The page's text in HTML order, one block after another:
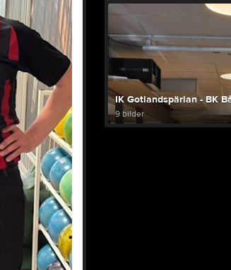
IK Gotlandspärlan - BK
9 bilder